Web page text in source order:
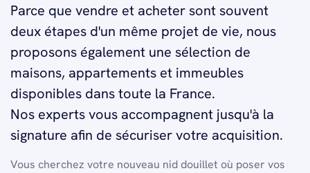
Parce que vendre et acheter sont souvent
deux étapes d'un même projet de vie, nous
proposons également une sélection de
maisons, appartements et immeubles
disponibles dans toute la France.
Nos experts vous accompagnent jusqu'à la
signature afin de sécuriser votre acquisition.
Vous cherchez votre nouveau nid douillet où poser vos